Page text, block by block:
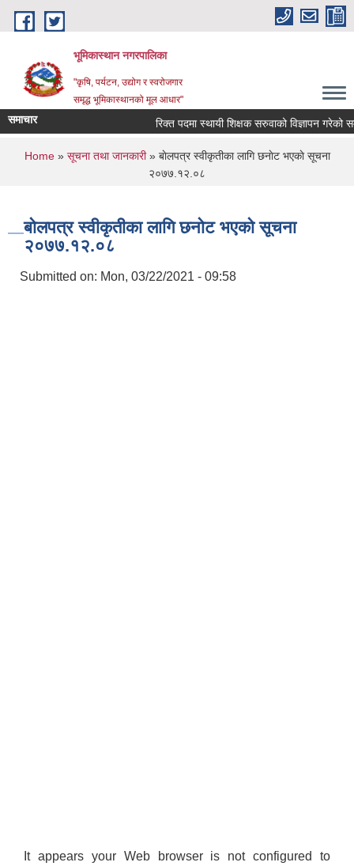
Skip to main content
भूमिकास्थान नगरपालिका
"कृषि, पर्यटन, उद्योग र स्वरोजगार
समृद्ध भूमिकास्थानको मूल आधार"
समाचार रिक्त पदमा स्थायी शिक्षक सरुवाको विज्ञापन गरेको
You are here
Home» सूचना तथा जानकारी» बाेलपत्र स्वीकृतीका लागि छनाेट भएकाे सूचना
२०७७.१२.०८
बाेलपत्र स्वीकृतीका लागि छनाेट भएकाे सूचना
२०७७.१२.०८
Submitted on: Mon, 03/22/2021 - 09:58
It appears your Web browser is not configured to